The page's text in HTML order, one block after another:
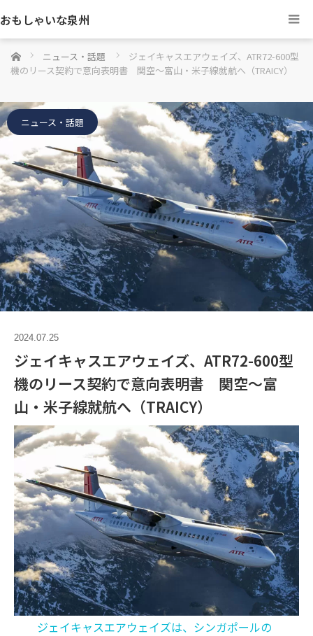
おもしゃいな泉州
ホーム ニュース・話題
ジェイキャスエアウェイズ、ATR72-600型
機のリース契約で意向表明書 関空〜富山・米子線就航へ（TRAICY）
ニュース・話題
2024.07.25
ジェイキャスエアウェイズ、ATR72-600型
機のリース契約で意向表明書 関空〜富
山・米子線就航へ（TRAICY）
ジェイキャスエアウェイズは、シンガポールの